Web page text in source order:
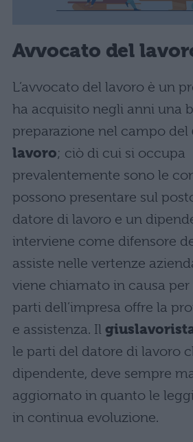
Avvocato del
L’avvocato del lavoro è un
ha acquisito negli anni una
preparazione nel campo del
lavoro; ciò di cui si occupa
prevalentemente sono le
possono presentare sul
datore di lavoro e un
interviene come difensore
assiste nelle vertenze
viene chiamato in causa per
parti dell’impresa offre la
e assistenza. Il
le parti del datore di lavoro
dipendente, deve sempre
aggiornato in quanto le
in continua evoluzione.